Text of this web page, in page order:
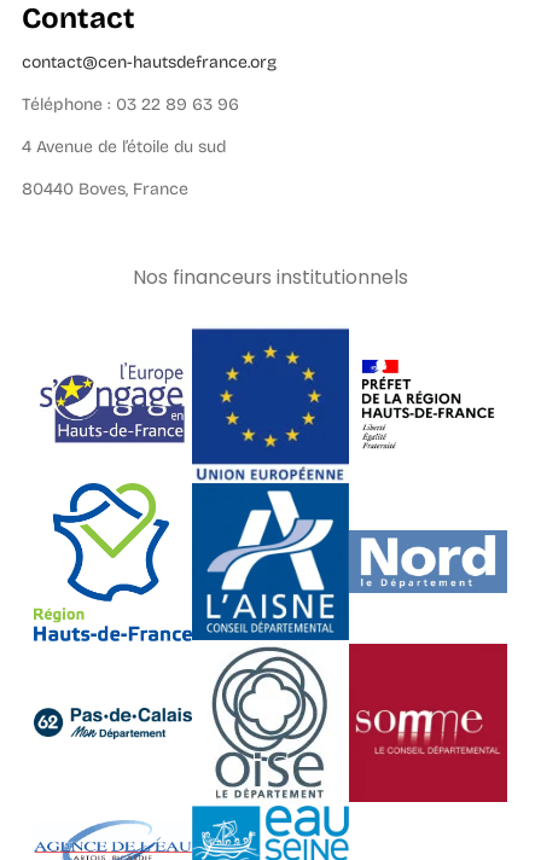
Contact
contact@cen-hautsdefrance.org
Téléphone : 03 22 89 63 96
4 Avenue de l’étoile du sud
80440 Boves, France
Nos financeurs institutionnels